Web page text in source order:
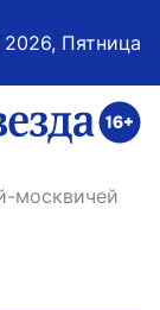
2026, Пятница
москвичей